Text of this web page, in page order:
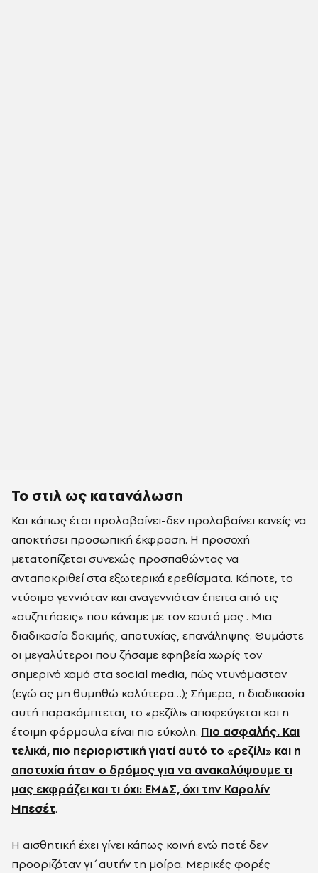
Το στιλ ως κατανάλωση
Και κάπως έτσι προλαβαίνει-δεν προλαβαίνει κανείς να
αποκτήσει προσωπική έκφραση. Η προσοχή
μετατοπίζεται συνεχώς προσπαθώντας να
ανταποκριθεί στα εξωτερικά ερεθίσματα. Κάποτε, το
ντύσιμο γεννιόταν και αναγεννιόταν έπειτα από τις
«συζητήσεις» που κάναμε με τον εαυτό μας . Μια
διαδικασία δοκιμής, αποτυχίας, επανάληψης. Θυμάστε
οι μεγαλύτεροι που ζήσαμε εφηβεία χωρίς τον
σημερινό χαμό στα social media, πώς ντυνόμασταν
(εγώ ας μη θυμηθώ καλύτερα…); Σήμερα, η διαδικασία
αυτή παρακάμπτεται, το «ρεζίλι» αποφεύγεται και η
έτοιμη φόρμουλα είναι πιο εύκολη. Πιο ασφαλής. Και
τελικά, πιο περιοριστική γιατί αυτό το «ρεζίλι» και η
αποτυχία ήταν ο δρόμος για να ανακαλύψουμε τι
μας εκφράζει και τι όχι: ΕΜΑΣ, όχι την Καρολίν
Μπεσέτ.
Η αισθητική έχει γίνει κάπως κοινή ενώ ποτέ δεν
προοριζόταν γι΄αυτήν τη μοίρα. Μερικές φορές